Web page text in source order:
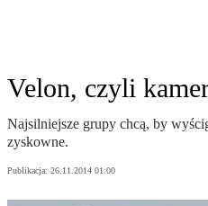
Velon, czyli
Najsilniejsze grupy chcą, by
zyskowne.
Publikacja: 26.11.2014 01:00